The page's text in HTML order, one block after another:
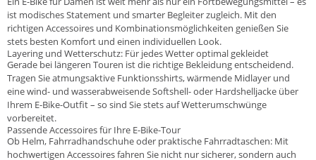
ist modisches Statement und smarter Begleiter zugleich. Mit den
richtigen Accessoires und Kombinationsmöglichkeiten genießen Sie
stets besten Komfort und einen individuellen Look.
Layering und Wetterschutz: Für jedes Wetter optimal gekleidet
Gerade bei längeren Touren ist die richtige Bekleidung entscheidend.
Tragen Sie atmungsaktive Funktionsshirts, wärmende Midlayer und
eine wind- und wasserabweisende Softshell- oder Hardshelljacke über
Ihrem E-Bike-Outfit – so sind Sie stets auf Wetterumschwünge
vorbereitet.
Passende Accessoires für Ihre E-Bike-Tour
Ob Helm, Fahrradhandschuhe oder praktische Fahrradtaschen: Mit
hochwertigen Accessoires fahren Sie nicht nur sicherer, sondern auch